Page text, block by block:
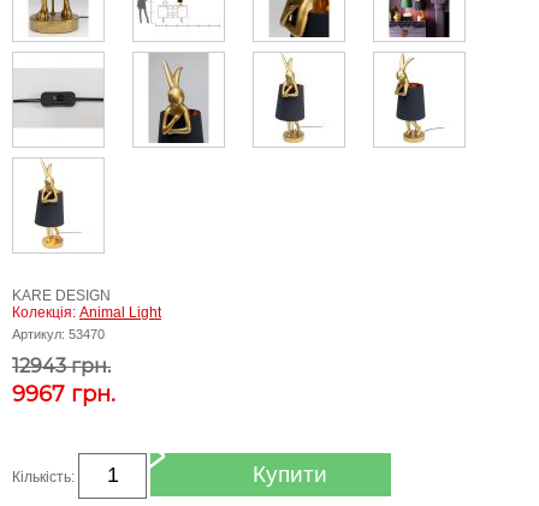
KARE DESIGN
Колекція: Animal Light
Артикул: 53470
12943 грн.
9967 грн.
Кількість: Купити